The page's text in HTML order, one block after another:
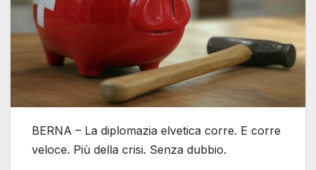
BERNA – La diplomazia elvetica corre. E corre
veloce. Più della crisi. Senza dubbio.